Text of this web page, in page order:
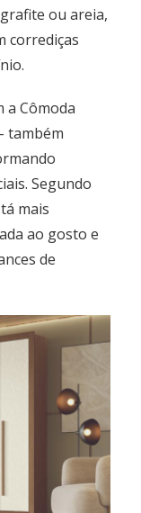
ou areia,
corrediças
a Cômoda
também
Segundo
mais
ao gosto e
de